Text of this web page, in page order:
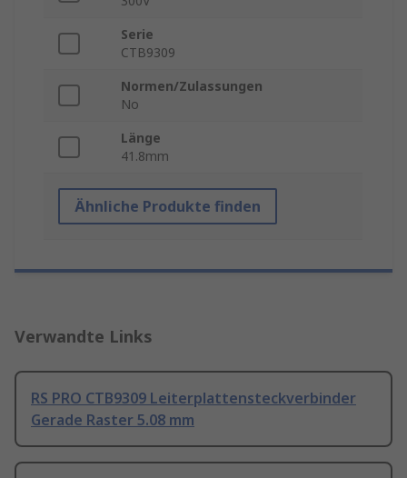
Serie
CTB9309
Normen/Zulassungen
No
Länge
41.8mm
Ähnliche Produkte finden
Verwandte Links
RS PRO CTB9309 Leiterplattensteckverbinder
Gerade Raster 5.08 mm